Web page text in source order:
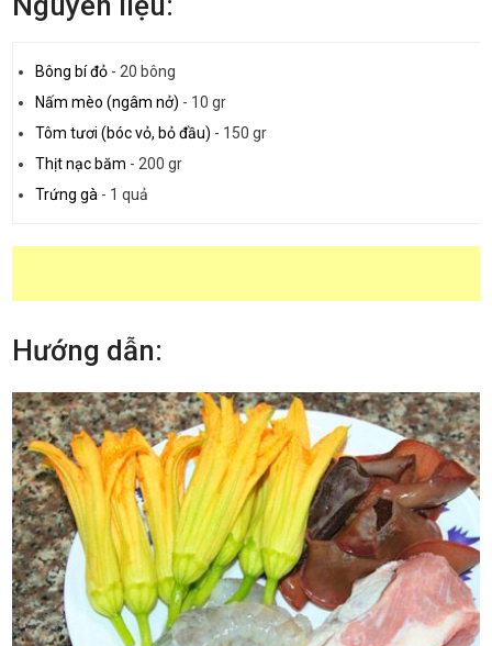
Bông bí đỏ - 20 bông
Nấm mèo (ngâm nở) - 10 gr
Tôm tươi (bóc vỏ, bỏ đầu) - 150 gr
Thịt nạc băm - 200 gr
Trứng gà - 1 quả
Hướng dẫn: